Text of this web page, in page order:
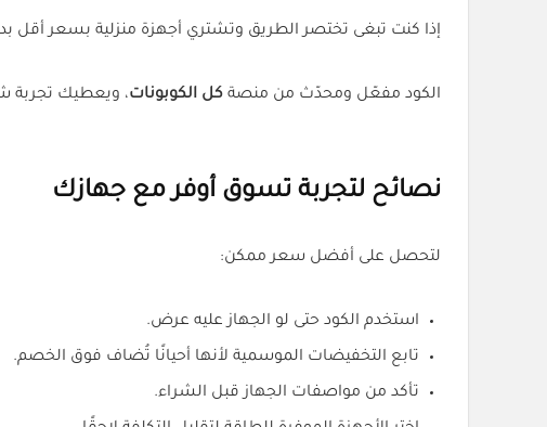
إذا كنت تبغى تختصر الطريق وتشتري أجهزة منزلية بسعر أقل
الكود مفعّل ومحدّث من منصة كل الكوبونات، ويعطيك تجربة
نصائح لتجربة تسوق أوفر مع جهازك
لتحصل على أفضل سعر ممكن:
استخدم الكود حتى لو الجهاز عليه عرض.
تابع التخفيضات الموسمية لأنها أحيانًا تُضاف فوق الخصم.
تأكد من مواصفات الجهاز قبل الشراء.